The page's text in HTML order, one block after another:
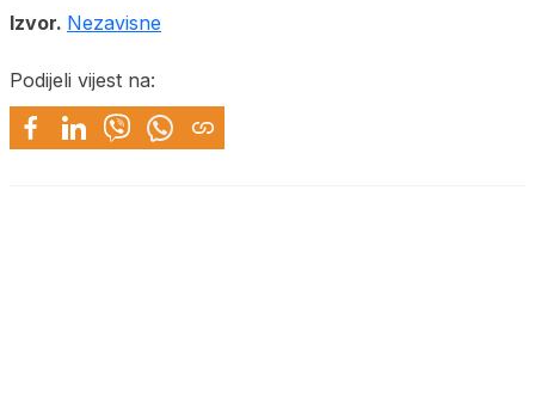
Izvor. Nezavisne
Podijeli vijest na: